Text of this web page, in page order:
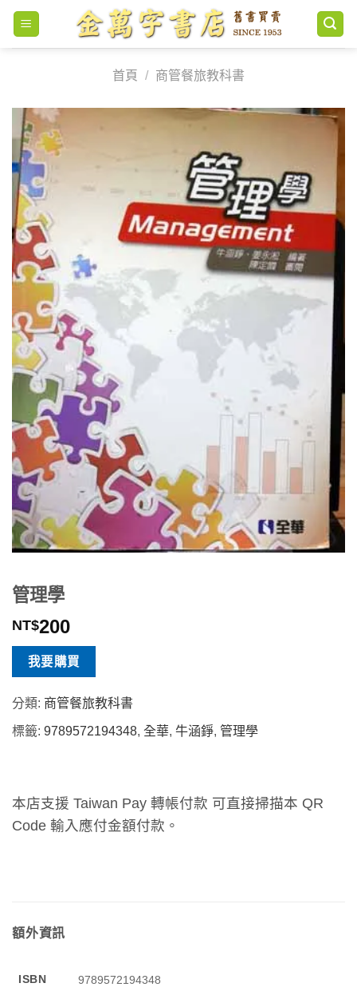
Skip
content
首頁
/ 商管餐旅教科書
管理學
NT$200
我要購買
分類: 商管餐旅教科書
標籤: 9789572194348, 全華, 牛涵錚, 管理學
本店支援 Taiwan Pay 轉帳付款 可直接掃描本 QR
Code 輸入應付金額付款。
額外資訊
ISBN
9789572194348